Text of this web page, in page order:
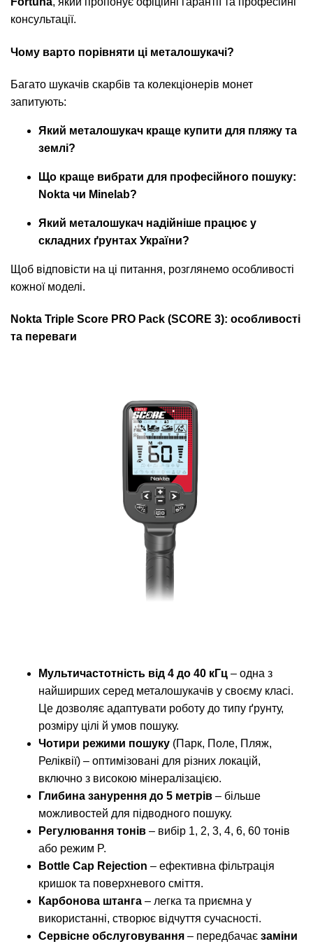
консультації.
Чому варто порівняти ці металошукачі?
Багато шукачів скарбів та колекціонерів монет
запитують:
Який металошукач краще купити для пляжу та
землі?
Що краще вибрати для професійного пошуку:
Nokta чи Minelab?
Який металошукач надійніше працює у
складних ґрунтах України?
Щоб відповісти на ці питання, розглянемо особливості
кожної моделі.
Nokta Triple Score PRO Pack (SCORE 3): особливості
та переваги
Мультичастотність від 4 до 40 кГц – одна з
найширших серед металошукачів у своєму класі.
Це дозволяє адаптувати роботу до типу ґрунту,
розміру цілі й умов пошуку.
Чотири режими пошуку (Парк, Поле, Пляж,
Реліквії) – оптимізовані для різних локацій,
включно з високою мінералізацією.
Глибина занурення до 5 метрів – більше
можливостей для підводного пошуку.
Регулювання тонів – вибір 1, 2, 3, 4, 6, 60 тонів
або режим P.
Bottle Cap Rejection – ефективна фільтрація
кришок та поверхневого сміття.
Карбонова штанга – легка та приємна у
використанні, створює відчуття сучасності.
Сервісне обслуговування – передбачає заміни